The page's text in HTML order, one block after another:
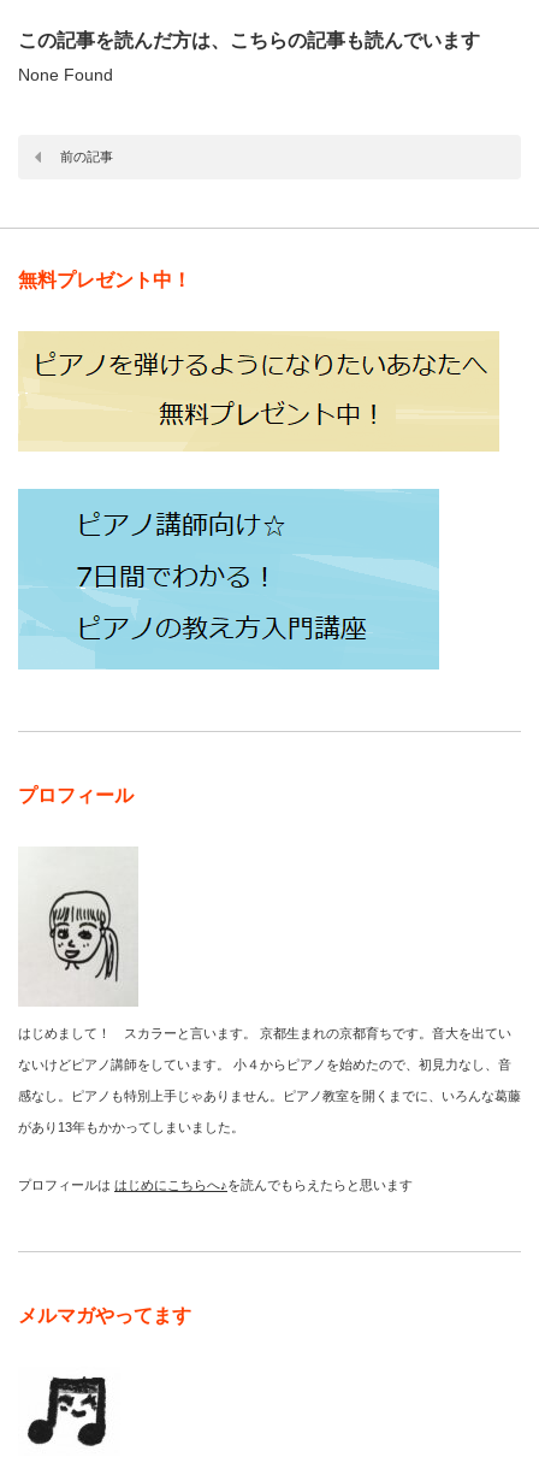
この記事を読んだ方は、こちらの記事も読んでいます
None Found
前の記事
無料プレゼント中！
プロフィール
はじめまして！ スカラーと言います。 京都生まれの京都育ちです。音大を出てい
ないけどピアノ講師をしています。 小４からピアノを始めたので、初見力なし、音
感なし。ピアノも特別上手じゃありません。ピアノ教室を開くまでに、いろんな葛藤
があり13年もかかってしまいました。
プロフィールは はじめにこちらへ♪を読んでもらえたらと思います
メルマガやってます